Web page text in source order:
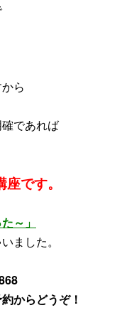
ら
であれば
です。
～」
ました。
からどうぞ！